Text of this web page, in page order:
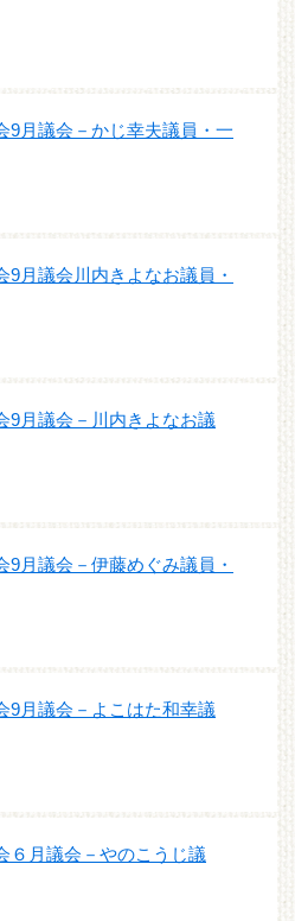
9月議会－かじ幸夫議員・一
9月議会川内きよなお議員・
9月議会－川内きよなお議
9月議会－伊藤めぐみ議員・
9月議会－よこはた和幸議
６月議会－やのこうじ議